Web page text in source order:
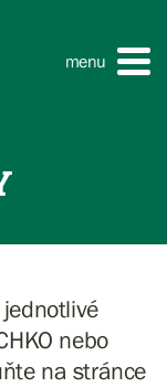
menu
nebo
na stránce